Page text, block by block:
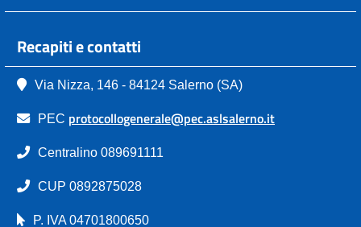
Recapiti e contatti
Via Nizza, 146 - 84124 Salerno (SA)
PEC protocollogenerale@pec.aslsalerno.it
Centralino 089691111
CUP 0892875028
P. IVA 04701800650